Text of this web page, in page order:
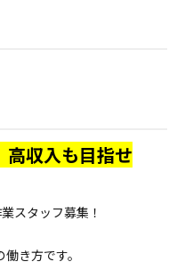
高収入も目指せ
スタッフ募集！
き方です。